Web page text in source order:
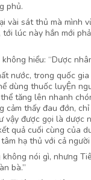
phủ.
vài sát thủ mà mình
lúc này hắn mới
hiểu: “Dược
nước, trong quốc
dùng thuốc luyỆn
tăng lên nhanh
cảm thấy đau đớn,
vậy được gọi là dược
quả cuối cùng của
hạ thủ với cả người
không nói gì, nhưng
bà.”